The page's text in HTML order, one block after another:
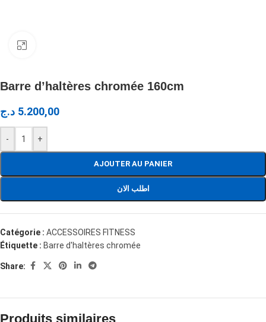
Barre d’haltères chromée 160cm
5.200,00 د.ج
- +
AJOUTER AU PANIER
اطلب الان
Catégorie : ACCESSOIRES FITNESS
Étiquette : Barre d'haltères chromée
Share:
Produits similaires